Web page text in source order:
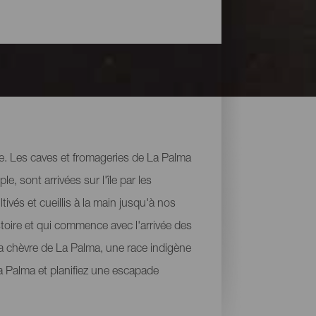
Les caves et fromageries de La Palma
sont arrivées sur l'île par les
et cueillis à la main jusqu'à nos
et qui commence avec l'arrivée des
de La Palma, une race indigène
et planifiez une escapade